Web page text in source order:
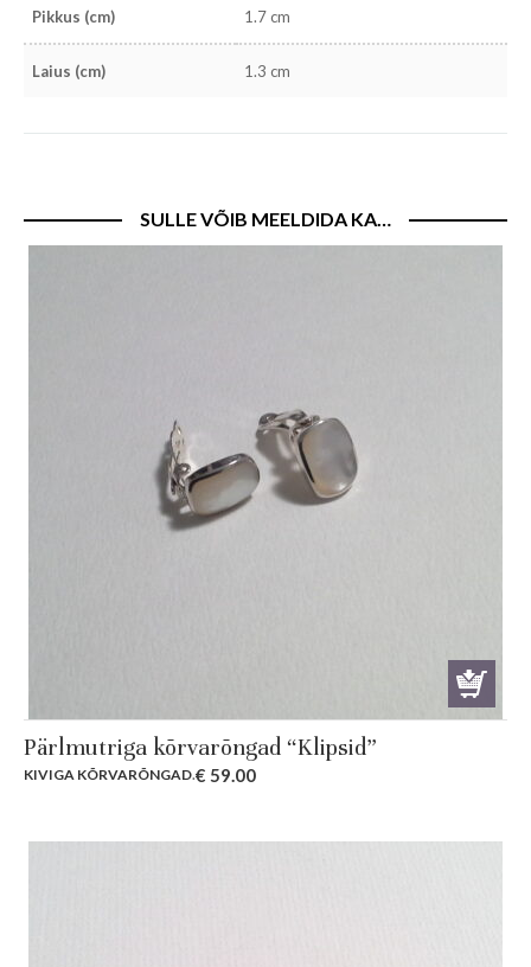
Pikkus (cm) 1.7 cm
Laius (cm) 1.3 cm
SULLE VÕIB MEELDIDA KA…
Pärlmutriga kõrvarõngad “Klipsid”
KIVIGA KÕRVARÕNGAD.€ 59.00